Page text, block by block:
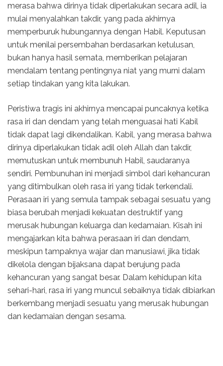
merasa bahwa dirinya tidak diperlakukan secara adil, ia
mulai menyalahkan takdir, yang pada akhirnya
memperburuk hubungannya dengan Habil. Keputusan
untuk menilai persembahan berdasarkan ketulusan,
bukan hanya hasil semata, memberikan pelajaran
mendalam tentang pentingnya niat yang murni dalam
setiap tindakan yang kita lakukan.
Peristiwa tragis ini akhirnya mencapai puncaknya ketika
rasa iri dan dendam yang telah menguasai hati Kabil
tidak dapat lagi dikendalikan. Kabil, yang merasa bahwa
dirinya diperlakukan tidak adil oleh Allah dan takdir,
memutuskan untuk membunuh Habil, saudaranya
sendiri. Pembunuhan ini menjadi simbol dari kehancuran
yang ditimbulkan oleh rasa iri yang tidak terkendali.
Perasaan iri yang semula tampak sebagai sesuatu yang
biasa berubah menjadi kekuatan destruktif yang
merusak hubungan keluarga dan kedamaian. Kisah ini
mengajarkan kita bahwa perasaan iri dan dendam,
meskipun tampaknya wajar dan manusiawi, jika tidak
dikelola dengan bijaksana dapat berujung pada
kehancuran yang sangat besar. Dalam kehidupan kita
sehari-hari, rasa iri yang muncul sebaiknya tidak dibiarkan
berkembang menjadi sesuatu yang merusak hubungan
dan kedamaian dengan sesama.